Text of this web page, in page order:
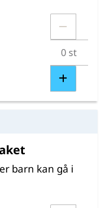
barn kan gå i